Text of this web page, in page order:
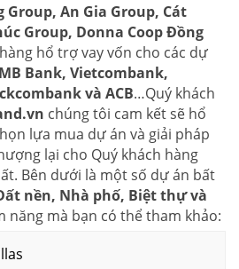
Group, An Gia Group, Cát
Group, Donna Coop Đồng
hổ trợ vay vốn cho các dự
MB Bank, Vietcombank,
và ACB…Quý khách
chúng tôi cam kết sẽ hổ
lựa mua dự án và giải pháp
lại cho Quý khách hàng
Bên dưới là một số dự án bất
nền, Nhà phố, Biệt thự và
năng mà bạn có thể tham khảo: